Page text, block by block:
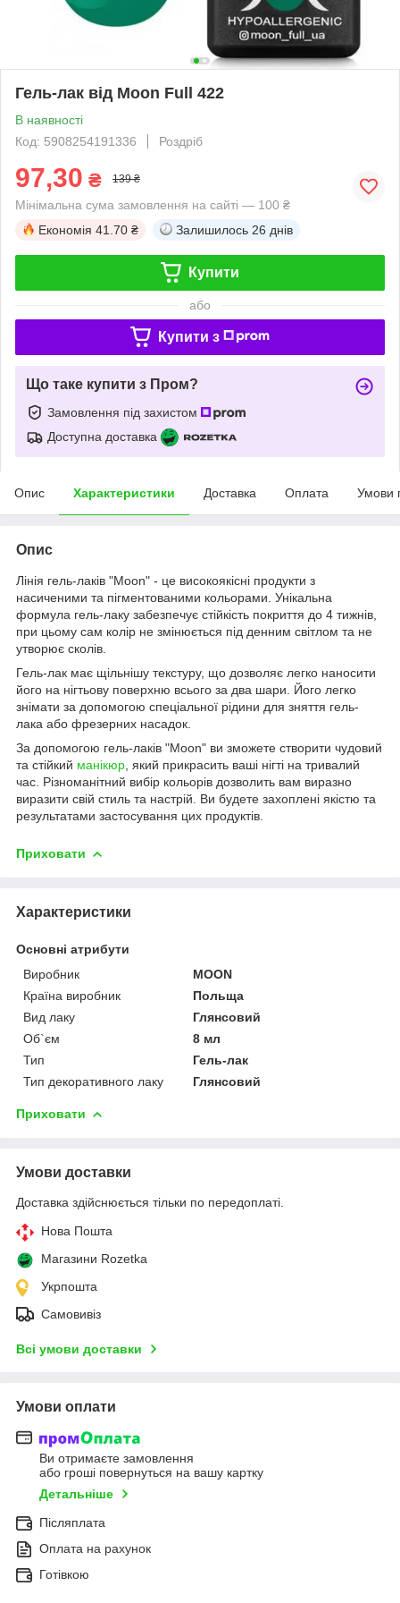
Гель-лак від Moon Full 422
В наявності
Код: 5908254191336
Роздріб
97,30 ₴ 139 ₴
Мінімальна сума замовлення на сайті — 100 ₴
Економія 41.70 ₴ Залишилось 26 днів
Купити
або
Купити з
Що таке купити з Пром?
Замовлення під захистом
Доступна доставка
Опис Характеристики Доставка Оплата Умови
Опис
Лінія гель-лаків "Moon" - це високоякісні продукти з
насиченими та пігментованими кольорами. Унікальна
формула гель-лаку забезпечує стійкість покриття до 4 тижнів,
при цьому сам колір не змінюється під денним світлом та не
утворює сколів.
Гель-лак має щільнішу текстуру, що дозволяє легко наносити
його на нігтьову поверхню всього за два шари. Його легко
знімати за допомогою спеціальної рідини для зняття гель-
лака або фрезерних насадок.
За допомогою гель-лаків "Moon" ви зможете створити чудовий
та стійкий манікюр , який прикрасить ваші нігті на тривалий
час. Різноманітний вибір кольорів дозволить вам виразно
виразити свій стиль та настрій. Ви будете захоплені якістю та
результатами застосування цих продуктів.
Приховати
Характеристики
Основні атрибути
Виробник
MOON
Країна виробник
Польща
Вид лаку
Глянсовий
Об`єм
8 мл
Тип
Гель-лак
Тип декоративного лаку
Глянсовий
Приховати
Умови доставки
Доставка здійснюється тільки по передоплаті.
Нова Пошта
Магазини Rozetka
Укрпошта
Самовивіз
Всі умови доставки
Умови оплати
Ви отримаєте замовлення
або гроші повернуться на вашу картку
Детальніше
Післяплата
Оплата на рахунок
Готівкою